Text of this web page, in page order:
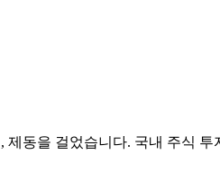
동을 걸었습니다. 국내 주식 투